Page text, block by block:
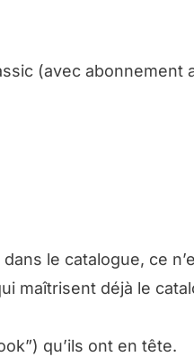
(avec abonnement
le catalogue, ce
maîtrisent déjà le
qu’ils ont en tête.